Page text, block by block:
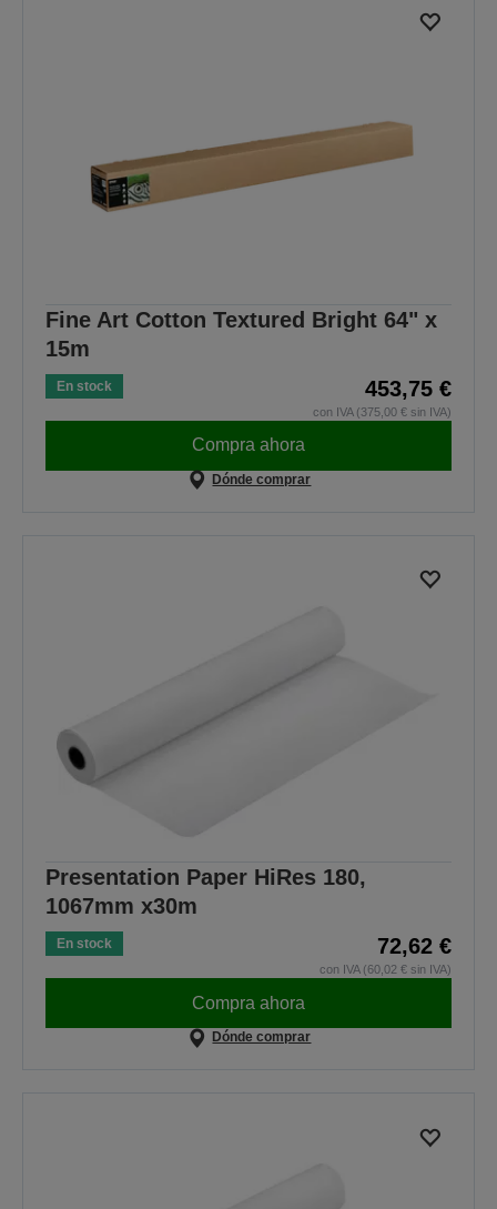
Fine Art Cotton Textured Bright 64" x
15m
En stock 453,75 €
con IVA (375,00 € sin IVA)
Compra ahora
Dónde comprar
Presentation Paper HiRes 180,
1067mm x30m
En stock 72,62 €
con IVA (60,02 € sin IVA)
Compra ahora
Dónde comprar